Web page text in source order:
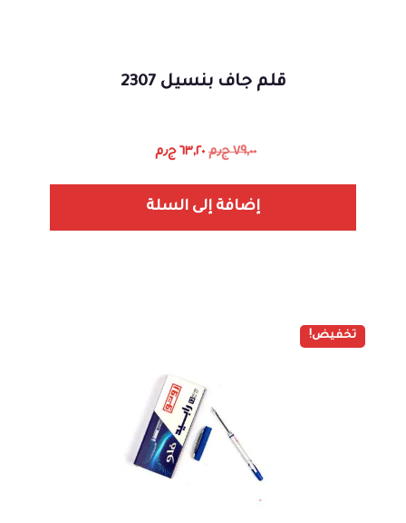
قلم جاف بنسيل 2307
٧٩,٠٠ ج٫م ٦٣,٢٠ ج٫م
إضافة إلى السلة
تخفيض!